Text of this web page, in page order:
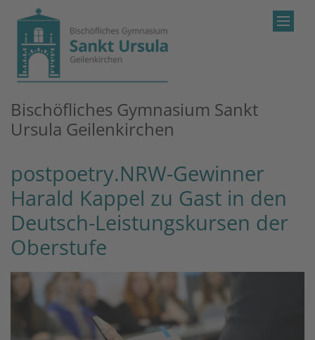
Zum Inhalt springen
Bischöfliches Gymnasium Sankt
Ursula Geilenkirchen
postpoetry.NRW-Gewinner
Harald Kappel zu Gast in den
Deutsch-Leistungskursen der
Oberstufe